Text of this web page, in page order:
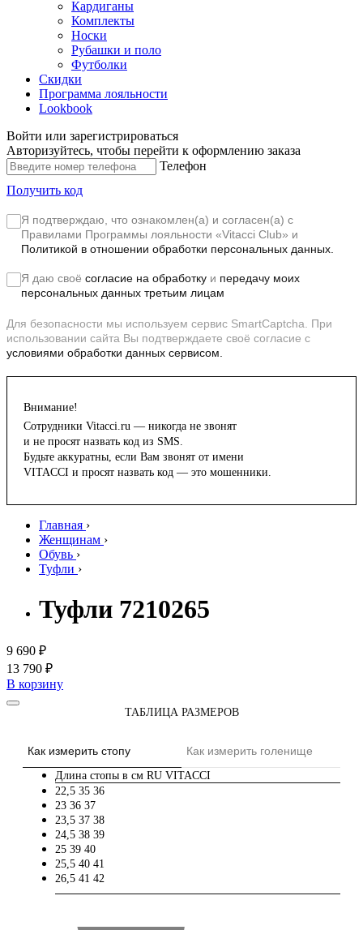
Кардиганы
Комплекты
Носки
Рубашки и поло
Футболки
Скидки
Программа лояльности
Lookbook
Войти или зарегистрироваться
Авторизуйтесь, чтобы перейти к оформлению заказа
Телефон
Получить код
Я подтверждаю, что ознакомлен(а) и согласен(а) с
Правилами Программы лояльности «Vitacci Club» и
Политикой в отношении обработки персональных данных.
Я даю своё согласие на обработку и передачу моих
персональных данных третьим лицам
Для безопасности мы используем сервис SmartCaptcha. При
использовании сайта Вы подтверждаете своё согласие с
условиями обработки данных сервисом.
Внимание!
Сотрудники Vitacci.ru — никогда не звонят
и не просят назвать код из SMS.
Будьте аккуратны, если Вам звонят от имени
VITACCI и просят назвать код — это мошенники.
Главная ›
Женщинам ›
Обувь ›
Туфли ›
Туфли 7210265
9 690 ₽
13 790 ₽
В корзину
ТАБЛИЦА РАЗМЕРОВ
Как измерить стопу Как измерить голенище
Длина стопы в см RU VITACCI
22,5 35 36
23 36 37
23,5 37 38
24,5 38 39
25 39 40
25,5 40 41
26,5 41 42